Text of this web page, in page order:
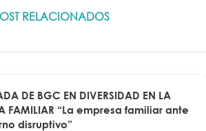
RELACIONADOS
DE BGC EN DIVERSIDAD EN LA
FAMILIAR “La empresa familiar ante
disruptivo”